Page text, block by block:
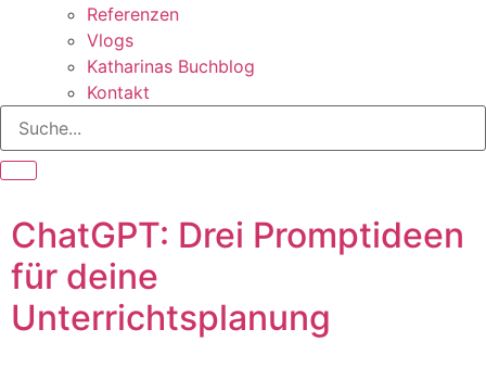
Referenzen
Vlogs
Katharinas Buchblog
Kontakt
ChatGPT: Drei Promptideen
für deine
Unterrichtsplanung